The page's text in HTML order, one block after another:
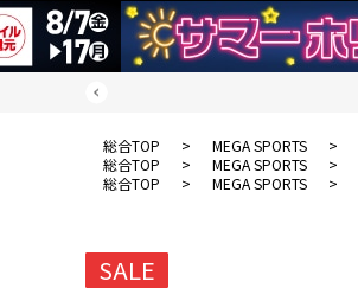
総合TOP > MEGA SPORTS >
総合TOP
> MEGA SPORTS >
総合TOP
> MEGA SPORTS >
SALE